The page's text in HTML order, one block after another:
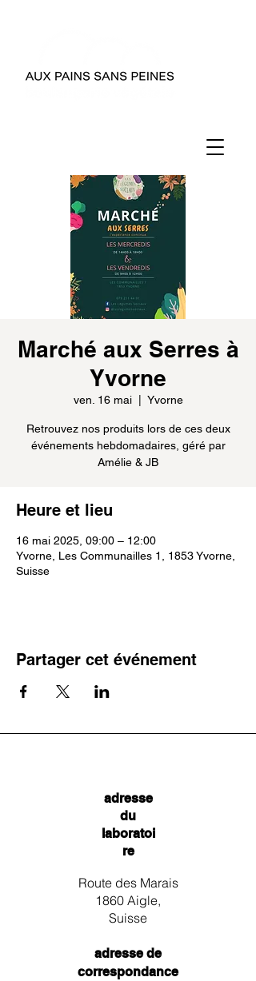
Marché aux Serres à
Yvorne
ven. 16 mai
  |
Yvorne
Retrouvez nos produits lors de ces deux
événements hebdomadaires, géré par
Amélie & JB
Heure et lieu
16 mai 2025, 09:00 – 12:00
Yvorne, Les Communailles 1, 1853 Yvorne,
Suisse
Partager cet événement
adresse
du
laboratoi
re
Route des Marais
1860 Aigle,
Suisse
adresse de
correspondance